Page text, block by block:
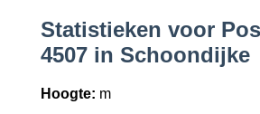
Statistieken voor
4507 in Schoondijke
Hoogte: m